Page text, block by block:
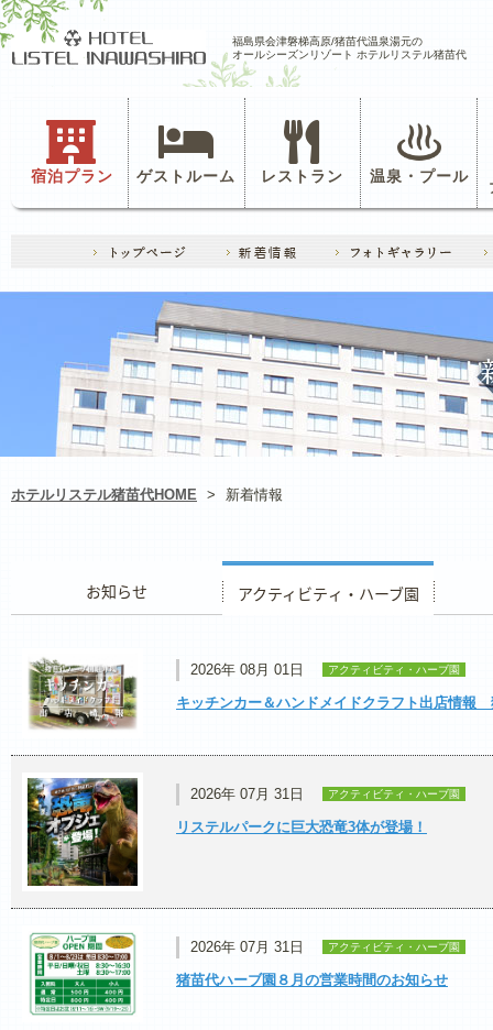
福島県会津磐梯高原/猪苗代温泉湯元の
オールシーズンリゾート ホテルリステル猪苗代
宿泊プラン ゲストルーム レストラン 温泉・プール
ホテルリステル猪苗代HOME > 新着情報
2026年 08月 01日 アクティビティ・ハーブ園
キッチンカー＆ハンドメイドクラフト出店情報
2026年 07月 31日 アクティビティ・ハーブ園
リステルパークに巨大恐竜3体が登場！
2026年 07月 31日 アクティビティ・ハーブ園
猪苗代ハーブ園８月の営業時間のお知らせ